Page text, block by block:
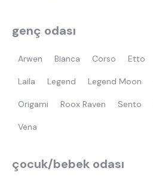
genç odası
Arwen Bianca Corso Etto
Laila Legend Legend Moon
Origami Roox Raven Sento
Vena
çocuk/bebek odası